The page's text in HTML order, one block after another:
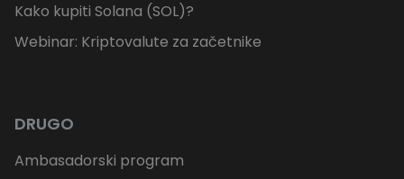
Kako kupiti Solana (SOL)?
Webinar: Kriptovalute za začetnike
DRUGO
Ambasadorski program